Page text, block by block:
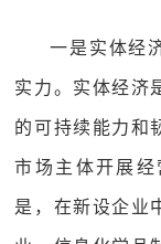
一是实体经
实力。实体经济
的可持续能力和
市场主体开展
是，在新设企业